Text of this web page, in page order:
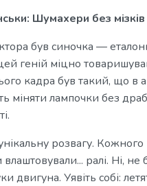
Шумахери без мізків
був синочка —
геній міцно
кадра був такий, що в
міняти лампочки без
розвагу.
влаштовували... ралі. Ні,
двигуна. Уявіть собі: